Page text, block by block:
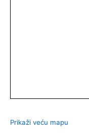
Prikaži veću mapu